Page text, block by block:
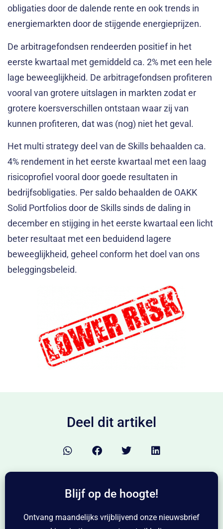
obligaties door de dalende rente en ook trends in
energiemarkten door de stijgende energieprijzen.
De arbitragefondsen rendeerden positief in het
eerste kwartaal met gemiddeld ca. 2% met een hele
lage beweeglijkheid. De arbitragefondsen profiteren
vooral van grotere uitslagen in markten zodat er
grotere koersverschillen ontstaan waar zij van
kunnen profiteren, dat was (nog) niet het geval.
Het multi strategy deel van de Skills behaalden ca.
4% rendement in het eerste kwartaal met een laag
risicoprofiel vooral door goede resultaten in
bedrijfsobligaties. Per saldo behaalden de OAKK
Solid Portfolios door de Skills sinds de daling in
december en stijging in het eerste kwartaal een licht
beter resultaat met een beduidend lagere
beweeglijkheid, geheel conform het doel van ons
beleggingsbeleid.
Deel dit artikel
Blijf op de hoogte!
Ontvang maandelijks vrijblijvend onze nieuwsbrief